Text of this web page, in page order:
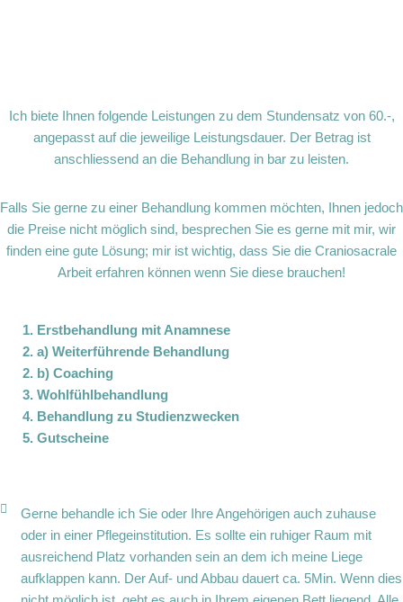
Ich biete Ihnen folgende Leistungen zu dem Stundensatz von 60.-,
angepasst auf die jeweilige Leistungsdauer. Der Betrag ist
anschliessend an die Behandlung in bar zu leisten.
Falls Sie gerne zu einer Behandlung kommen möchten, Ihnen jedoch
die Preise nicht möglich sind, besprechen Sie es gerne mit mir, wir
finden eine gute Lösung; mir ist wichtig, dass Sie die Craniosacrale
Arbeit erfahren können wenn Sie diese brauchen!
1. Erstbehandlung mit Anamnese
2. a) Weiterführende Behandlung
2. b) Coaching
3. Wohlfühlbehandlung
4. Behandlung zu Studienzwecken
5. Gutscheine
Gerne behandle ich Sie oder Ihre Angehörigen auch zuhause
oder in einer Pflegeinstitution. Es sollte ein ruhiger Raum mit
ausreichend Platz vorhanden sein an dem ich meine Liege
aufklappen kann. Der Auf- und Abbau dauert ca. 5Min. Wenn dies